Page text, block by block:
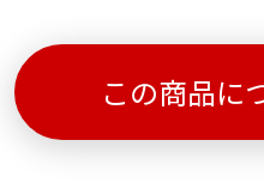
この商品に